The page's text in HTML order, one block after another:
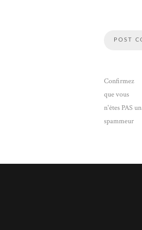
Confirmez
que vous
n'êtes PAS un
spammeur